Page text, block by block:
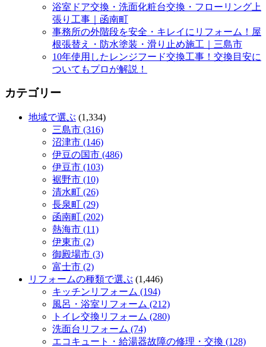
浴室ドア交換・洗面化粧台交換・フローリング上
張り工事｜函南町
事務所の外階段を安全・キレイにリフォーム！屋
根張替え・防水塗装・滑り止め施工｜三島市
10年使用したレンジフード交換工事！交換目安に
ついてもプロが解説！
カテゴリー
地域で選ぶ (1,334)
三島市 (316)
沼津市 (146)
伊豆の国市 (486)
伊豆市 (103)
裾野市 (10)
清水町 (26)
長泉町 (29)
函南町 (202)
熱海市 (11)
伊東市 (2)
御殿場市 (3)
富士市 (2)
リフォームの種類で選ぶ (1,446)
キッチンリフォーム (194)
風呂・浴室リフォーム (212)
トイレ交換リフォーム (280)
洗面台リフォーム (74)
エコキュート・給湯器故障の修理・交換 (128)